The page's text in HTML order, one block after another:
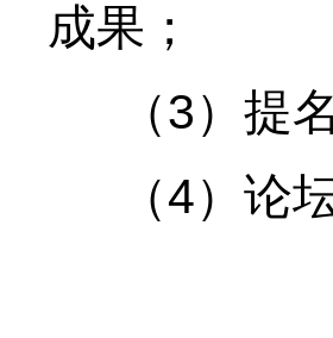
成果；
（3）提
（4）论